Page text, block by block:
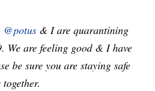
@potus & I are quarantining
We are feeling good & I have
be sure you are staying safe